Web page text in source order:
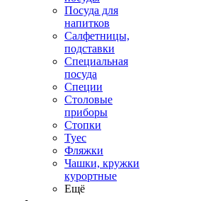
Посуда для
напитков
Салфетницы,
подставки
Специальная
посуда
Специи
Столовые
приборы
Стопки
Туес
Фляжки
Чашки, кружки
курортные
Ещё